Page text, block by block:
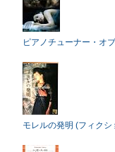
ピアノチューナー・オ
モレルの発明 (フィク